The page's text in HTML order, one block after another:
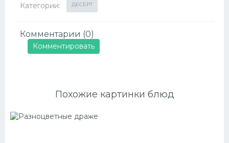
Категории: ДЕСЕРТ
Комментарии (0)
Комментировать
Похожие картинки блюд